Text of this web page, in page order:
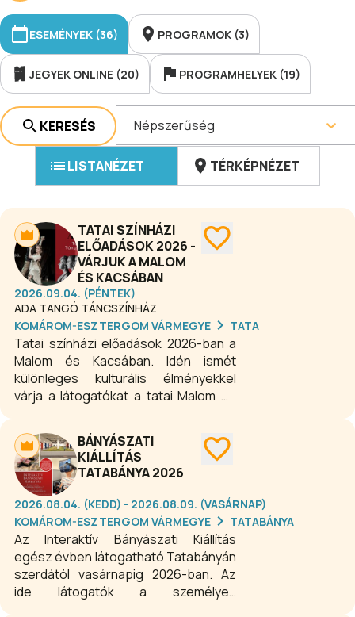
ESEMÉNYEK (36) PROGRAMOK (3)
JEGYEK ONLINE (20) PROGRAMHELYEK (19)
KERESÉS Népszerűség
LISTANÉZET TÉRKÉPNÉZET
TATAI SZÍNHÁZI
ELŐADÁSOK 2026 -
VÁRJUK A MALOM
ÉS KACSÁBAN
2026.09.04. (PÉNTEK)
ADA TANGÓ TÁNCSZÍNHÁZ
KOMÁROM-ESZTERGOM VÁRMEGYE
TATA
Tatai színházi előadások 2026-ban a
Malom és Kacsában. Idén ismét
különleges kulturális élményekkel
várja a látogatókat a tatai Malom és
hangulatos helyszín a gasztronómia
és a színház találkozásának ad
otthont, ahol a nézők színvonalas
színházi előadásokat élvezhetnek
barátságos, közvetlen környezetben.
BÁNYÁSZATI
KIÁLLÍTÁS
TATABÁNYA 2026
2026.08.04. (KEDD) - 2026.08.09. (VASÁRNAP)
KOMÁROM-ESZTERGOM VÁRMEGYE
TATABÁNYA
Az Interaktív Bányászati Kiállítás
egész évben látogatható Tatabányán
szerdától vasárnapig 2026-ban. Az
ide látogatók a személyes